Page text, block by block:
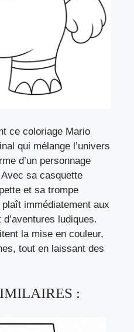
ce coloriage Mario
qui mélange l’univers
d’un personnage
sa casquette
et sa trompe
immédiatement aux
ludiques.
la mise en couleur,
tout en laissant des
: